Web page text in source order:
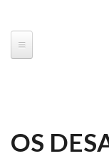
OS